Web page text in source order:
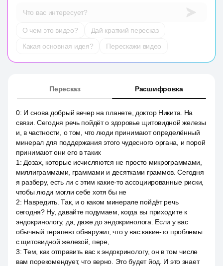
Что вас интересует?
О чем это видео?
Дай краткий пересказ
Какая основная идея?
Перескажи видео
Пересказ Расшифровка
0: И снова добрый вечер на планете, доктор Никита. На
связи. Сегодня речь пойдёт о здоровье щитовидной железы
и, в частности, о том, что люди принимают определённый
минерал для поддержания этого чудесного органа, и порой
принимают они его в таких
1 : Дозах, которые исчисляются не просто микрограммами,
миллиграммами, граммами и десятками граммов. Сегодня
я разберу, есть ли с этим какие-то ассоциированные риски,
чтобы люди могли себе хотя бы не
2: Навредить. Так, и о каком минерале пойдёт речь
сегодня? Ну, давайте подумаем, когда вы приходите к
эндокринологу, да, даже до эндокринолога. Если у вас
обычный терапевт обнаружит, что у вас какие-то проблемы
с щитовидной железой, пере,
3:Тем, как отправить вас к эндокринологу, он в том числе
вам порекомендует, что верно. Это будет йод. И это знает